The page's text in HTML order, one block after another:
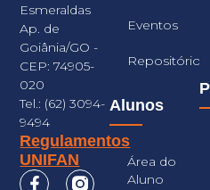
Esmeraldas
Ap. de
Goiânia/GO -
CEP: 74905-
020
Tel.: (62) 3094-
9494
Regulamentos
UNIFAN
Eventos
Repositório
Alunos
Área do
Aluno